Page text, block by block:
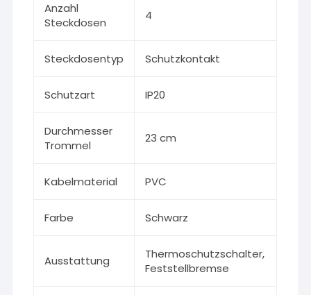
Anzahl
Steckdosen
4
Steckdosentyp Schutzkontakt
Schutzart IP20
Durchmesser
Trommel
23 cm
Kabelmaterial PVC
Farbe Schwarz
Ausstattung
Thermoschutzschalter,
Feststellbremse